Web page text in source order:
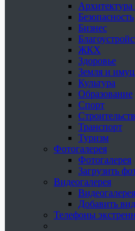
Архитектура
Безопасность
Бизнес
ЖКХ
Здоровье
Земля и
Культура
Образование
Спорт
Транспорт
Туризм
Фотогалерея
Фотогалерея
Загрузить
Видеогалерея
Видеогалерея
Добавить
Телефоны